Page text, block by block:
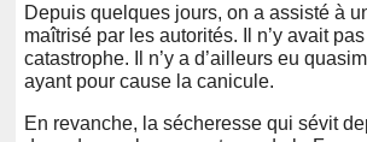
Depuis quelques jours, on a assisté à
maîtrisé par les autorités. Il n’y avait
catastrophe. Il n’y a d’ailleurs eu
ayant pour cause la canicule.
En revanche, la sécheresse qui sévit